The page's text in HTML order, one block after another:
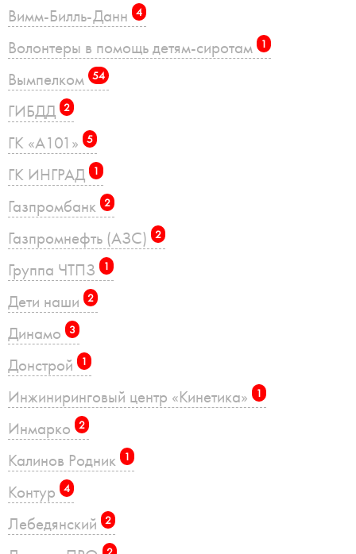
Вимм-Билль-Данн 4
Волонтеры в помощь детям-сиротам 1
Вымпелком 54
ГИБДД 2
ГК «А101» 5
ГК ИНГРАД 1
Газпромбанк 2
Газпромнефть (АЗС) 2
Группа ЧТПЗ 1
Дети наши 2
Динамо 3
Донстрой 1
Инжиниринговый центр «Кинетика» 1
Инмарко 2
Калинов Родник 1
Контур 4
Лебедянский 2